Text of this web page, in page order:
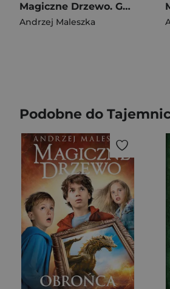
Magiczne Drzewo. Geniusz
Andrzej Maleszka
Podobne do